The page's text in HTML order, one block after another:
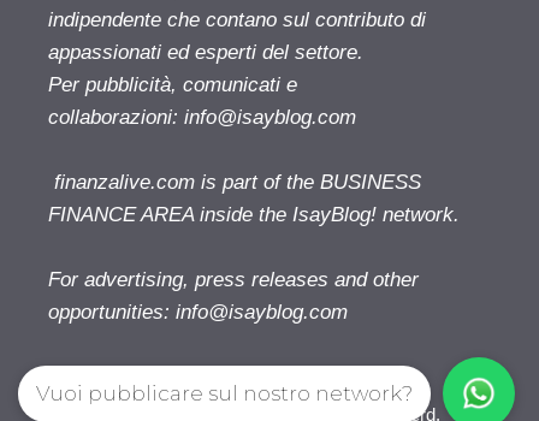
indipendente che contano sul contributo di
appassionati ed esperti del settore.
Per pubblicità, comunicati e
collaborazioni: info@isayblog.com
finanzalive.com is part of the BUSINESS
FINANCE AREA inside the IsayBlog! network.
For advertising, press releases and other
opportunities: info@isayblog.com
Finanzalive.com © 2026. All right reserverd.
Vuoi pubblicare sul nostro network?